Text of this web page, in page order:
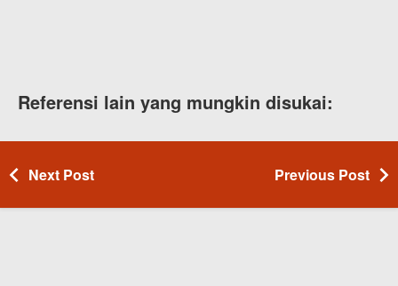
Referensi lain yang mungkin disukai:
Next Post Previous Post